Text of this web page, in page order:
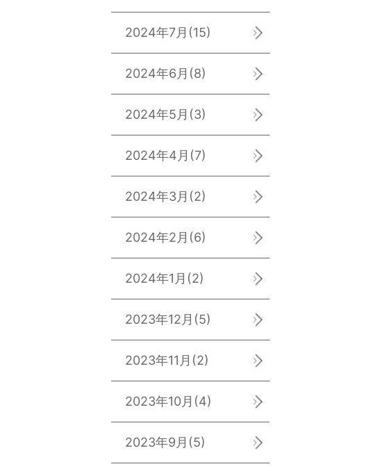
2024年7月 (15)
2024年6月 (8)
2024年5月 (3)
2024年4月 (7)
2024年3月 (2)
2024年2月 (6)
2024年1月 (2)
2023年12月 (5)
2023年11月 (2)
2023年10月 (4)
2023年9月 (5)